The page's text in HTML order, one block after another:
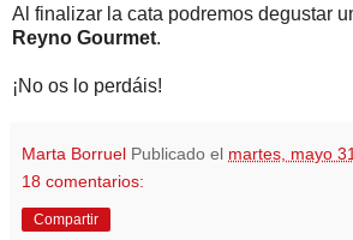
Al finalizar la cata podremos degustar
Reyno Gourmet.
¡No os lo perdáis!
Marta Borruel Publicado el martes, mayo
18 comentarios:
Compartir